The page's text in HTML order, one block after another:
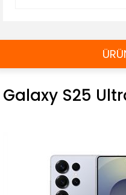
Galaxy S25